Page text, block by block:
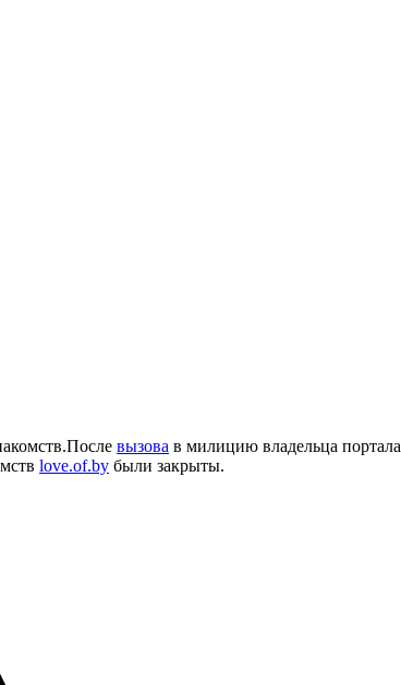
вызова в милицию владельца портала
love.of.by были закрыты.